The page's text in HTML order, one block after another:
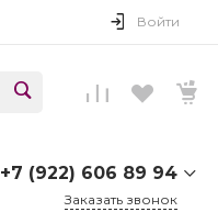
Войти
+7 (922) 606 89 94
Заказать звонок